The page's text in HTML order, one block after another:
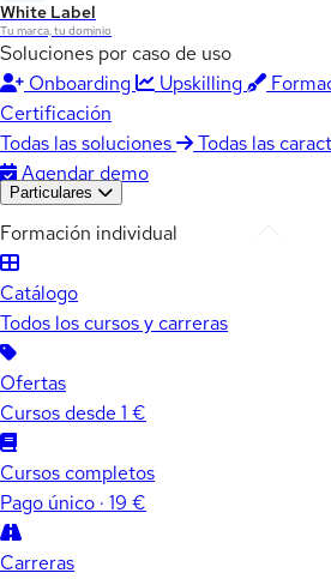
White Label
Tu marca, tu dominio
Soluciones por caso de uso
Onboarding
Upskilling
Certificación
Todas las soluciones
Todas las
Agendar demo
Particulares
Formación individual
Catálogo
Todos los cursos y carreras
Ofertas
Cursos desde 1 €
Cursos completos
Pago único · 19 €
Carreras